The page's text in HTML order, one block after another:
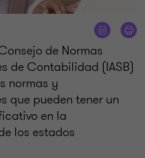
de Normas
de Contabilidad (IASB)
normas y
que pueden tener un
en la
los estados